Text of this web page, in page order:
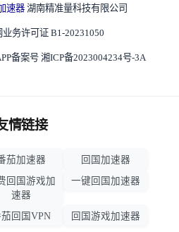
速器 湖南精准量科技有限公司
务许可证 B1-20231050
备案号 湘ICP备2023004234号-3A
情链接
茄加速器
回国加速器
回国游戏加
速器
一键回国加速器
回国VPN 回国游戏加速器